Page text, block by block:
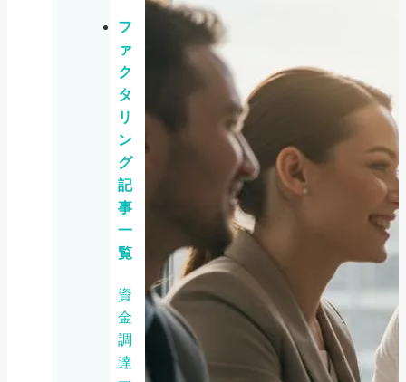
フ
ァ
ク
タ
リ
ン
グ
記
事
一
覧
資
金
調
達